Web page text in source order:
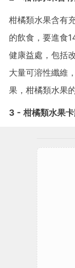
柑橘類水果含有
的飲食，要進食
健康益處，包括
大量可溶性纖維
果，柑橘類水果
3 - 柑橘類水果